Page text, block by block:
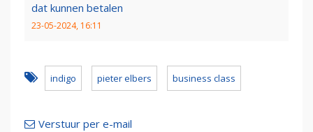
dat kunnen betalen
23-05-2024, 16:11
indigo pieter elbers business class
Verstuur per e-mail